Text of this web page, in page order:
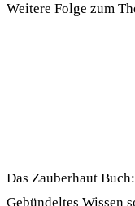
Weitere Folge zum
Das Zauberhaut
Gebündeltes Wissen